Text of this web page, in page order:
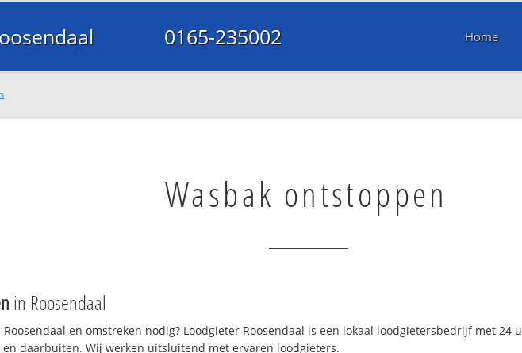
0165-235002 Home
Wasbak ontstoppen
in Roosendaal
Roosendaal en omstreken nodig? Loodgieter Roosendaal is een lokaal loodgietersbedrijf met 24
en daarbuiten. Wij werken uitsluitend met ervaren loodgieters.